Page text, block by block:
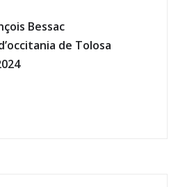
Bessac
de Tolosa